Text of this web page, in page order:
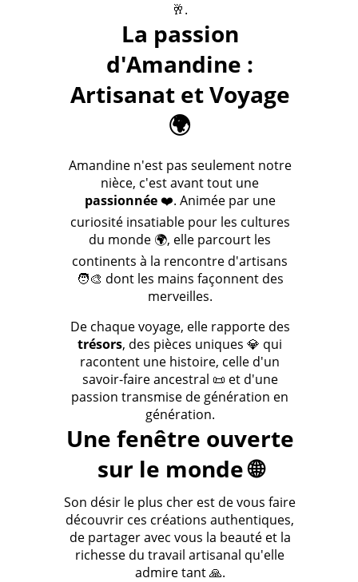
🥂.
La passion
d'Amandine :
Artisanat et Voyage
🌍
Amandine n'est pas seulement notre
nièce, c'est avant tout une
passionnée❤️. Animée par une
curiosité insatiable pour les cultures
du monde 🌍, elle parcourt les
continents à la rencontre d'artisans
🧑‍🎨 dont les mains façonnent des
merveilles.
De chaque voyage, elle rapporte des
trésors, des pièces uniques 💎 qui
racontent une histoire, celle d'un
savoir-faire ancestral 📜 et d'une
passion transmise de génération en
génération.
Une fenêtre ouverte
sur le monde 🌐
Son désir le plus cher est de vous faire
découvrir ces créations authentiques,
de partager avec vous la beauté et la
richesse du travail artisanal qu'elle
admire tant 🙏.